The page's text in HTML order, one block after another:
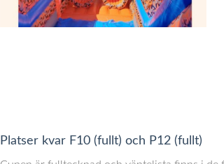
Platser kvar F10 (fullt) och P12 (fullt)